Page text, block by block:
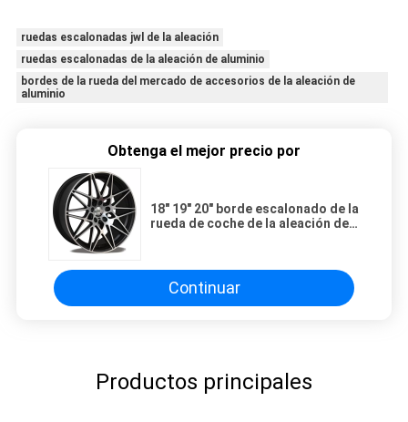
ruedas escalonadas jwl de la aleación
ruedas escalonadas de la aleación de aluminio
bordes de la rueda del mercado de accesorios de la aleación de
aluminio
Obtenga el mejor precio por
18" 19" 20" borde escalonado de la
rueda de coche de la aleación de
Continuar
Productos principales